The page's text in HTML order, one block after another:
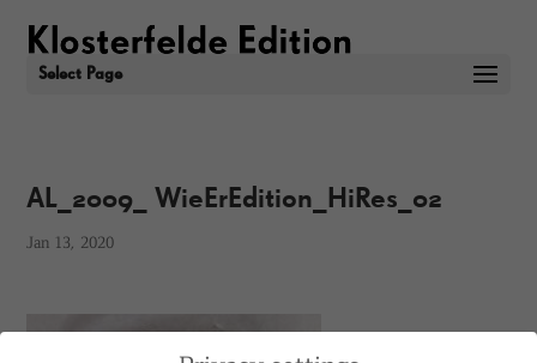
Select Page
AL_2009_ WieErEdition_HiRes_02
Jan 13, 2020